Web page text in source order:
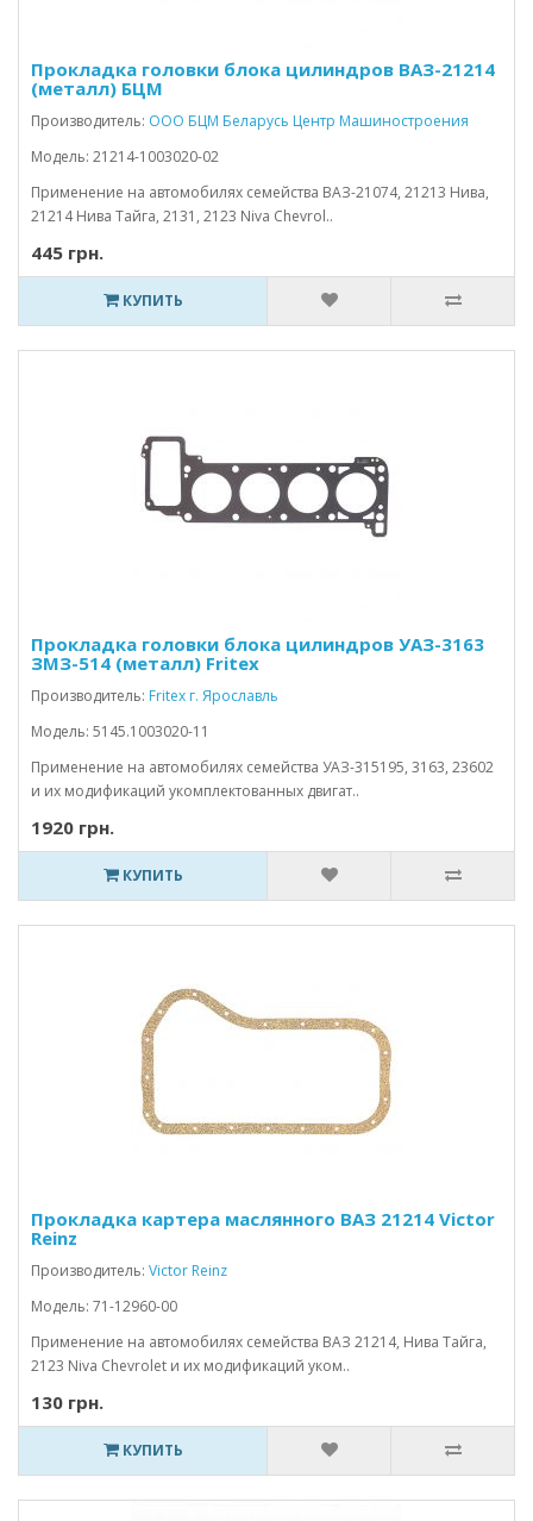
Прокладка головки блока цилиндров ВАЗ-21214
(металл) БЦМ
Производитель: ООО БЦМ Беларусь Центр Машиностроения
Модель: 21214-1003020-02
Применение на автомобилях семейства ВАЗ-21074, 21213 Нива,
21214 Нива Тайга, 2131, 2123 Niva Chevrol..
445 грн.
КУПИТЬ
Прокладка головки блока цилиндров УАЗ-3163
ЗМЗ-514 (металл) Fritex
Производитель: Fritex г. Ярославль
Модель: 5145.1003020-11
Применение на автомобилях семейства УАЗ-315195, 3163, 23602
и их модификаций укомплектованных двигат..
1920 грн.
КУПИТЬ
Прокладка картера маслянного ВАЗ 21214 Victor
Reinz
Производитель: Victor Reinz
Модель: 71-12960-00
Применение на автомобилях семейства ВАЗ 21214, Нива Тайга,
2123 Niva Chevrolet и их модификаций уком..
130 грн.
КУПИТЬ